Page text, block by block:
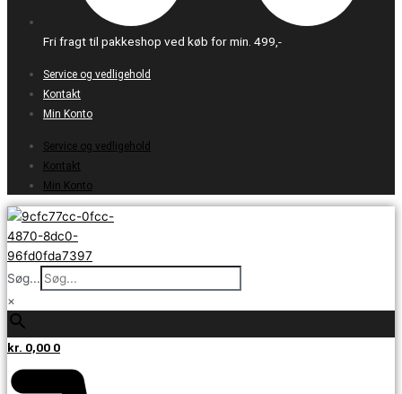
Fri fragt til pakkeshop ved køb for min. 499,-
Service og vedligehold
Kontakt
Min Konto
Service og vedligehold
Kontakt
Min Konto
Søg...
×
kr. 0,00 0